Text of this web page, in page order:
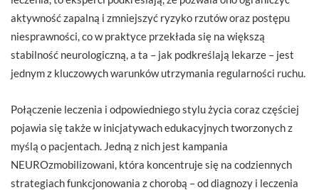
aktywność zapalną i zmniejszyć ryzyko rzutów oraz postępu
niesprawności, co w praktyce przekłada się na większą
stabilność neurologiczną, a ta – jak podkreślają lekarze – jest
jednym z kluczowych warunków utrzymania regularności ruchu.
Połączenie leczenia i odpowiedniego stylu życia coraz częściej
pojawia się także w inicjatywach edukacyjnych tworzonych z
myślą o pacjentach. Jedną z nich jest kampania
NEUROzmobilizowani, która koncentruje się na codziennych
strategiach funkcjonowania z chorobą – od diagnozy i leczenia